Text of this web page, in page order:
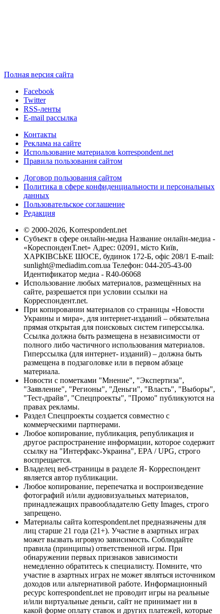
Полная версия сайта
Facebook
Twitter
RSS-ленты
E-mail рассылка
Контакты
Реклама на сайте
Использование материалов korrespondent.net
Правила пользования сайтом
Договор пользования сайтом
Политика в сфере конфиденциальности и персональных
данных
Пользовательское соглашение
Редакция
© 2000-2026, Korrespondent.net
Субъект в сфере онлайн-медиа Название онлайн-медиа -
«КореспонденТ.net» Адрес: 02091, місто Київ,
ХАРКІВСЬКЕ ШОСЕ, будинок 172-Б, офіс 208/1 E-mail:
sunlight@mediadim.com.ua Телефон: 044-205-43-00
Идентификатор медиа - R40-06068
Использование любых материалов, размещённых на
сайте, разрешается при условии ссылки на
Корреспондент.net.
При копировании материалов со страницы «Новости
Украины и мира», для интернет-изданий – обязательна
прямая открытая для поисковых систем гиперссылка.
Ссылка должна быть размещена в независимости от
полного либо частичного использования материалов.
Гиперссылка (для интернет- изданий) – должна быть
размещена в подзаголовке или в первом абзаце
материала.
Новости с пометками "Мнение", "Экспертиза",
"Заявление", "Регионы", "Деньги", "Власть", "Выборы",
"Тест-драйв", "Спецпроекты", "Промо" публикуются на
правах рекламы.
Раздел Спецпроекты создается совместно с
коммерческими партнерами.
Любое копирование, публикация, републикация и
другое распространение информации, которое содержит
ссылку на "Интерфакс-Украина", EPA / UPG, строго
воспрещается.
Владелец веб-страницы в разделе Я- Корреспондент
является автор публикации.
Любое копирование, перепечатка и воспроизведение
фотографий и/или аудиовизуальных материалов,
принадлежащих правообладателю Getty Images, строго
запрещено.
Материалы сайта korrespondent.net предназначены для
лиц старше 21 года (21+). Участие в азартных играх
может вызвать игровую зависимость. Соблюдайте
правила (принципы) ответственной игры. При
обнаружении первых признаков зависимости
немедленно обратитесь к специалисту. Помните, что
участие в азартных играх не может являться источником
доходов или альтернативой работе. Информационный
ресурс korrespondent.net не проводит игры на реальные
и/или виртуальные деньги, сайт не принимает ни в
какой форме оплату ставок и других платежей, которые